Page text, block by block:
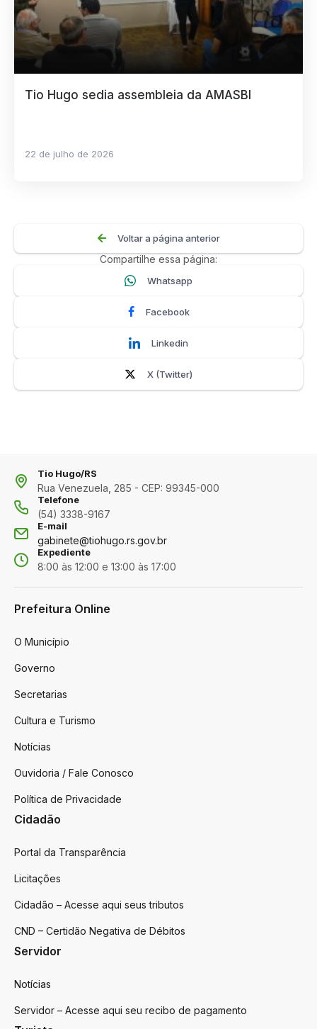
Tio Hugo sedia assembleia da AMASBI
22 de julho de 2026
Voltar a página anterior
Compartilhe essa página:
Whatsapp
Facebook
Linkedin
X (Twitter)
Tio Hugo/RS
Rua Venezuela, 285 - CEP: 99345-000
Telefone
(54) 3338-9167
E-mail
gabinete@tiohugo.rs.gov.br
Expediente
8:00 às 12:00 e 13:00 às 17:00
Prefeitura Online
O Município
Governo
Secretarias
Cultura e Turismo
Notícias
Ouvidoria / Fale Conosco
Política de Privacidade
Cidadão
Portal da Transparência
Licitações
Cidadão – Acesse aqui seus tributos
CND – Certidão Negativa de Débitos
Servidor
Notícias
Servidor – Acesse aqui seu recibo de pagamento